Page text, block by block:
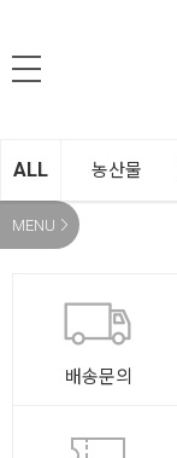
ALL 농산물
MENU
배송문의